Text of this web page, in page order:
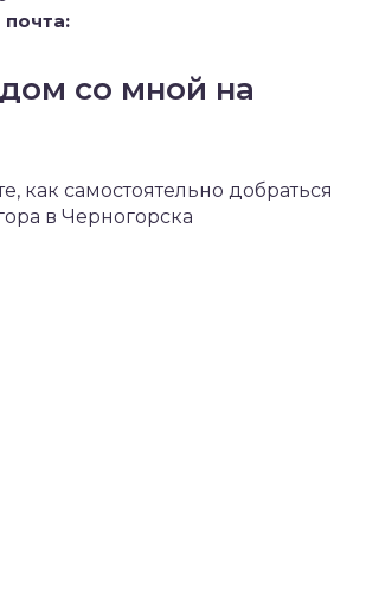
со мной на
как самостоятельно добраться
в Черногорска